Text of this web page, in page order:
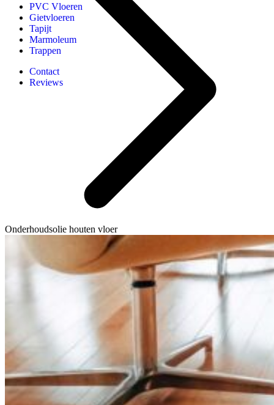
PVC Vloeren
Gietvloeren
Tapijt
Marmoleum
Trappen
Contact
Reviews
Onderhoudsolie houten vloer